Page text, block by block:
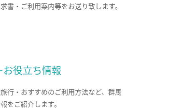
書・ご利用案内等をお送り致します。
役立ち情報
行・おすすめのご利用方法など、群馬
をご紹介します。